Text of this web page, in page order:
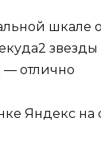
шкале
— отлично
Яндекс на